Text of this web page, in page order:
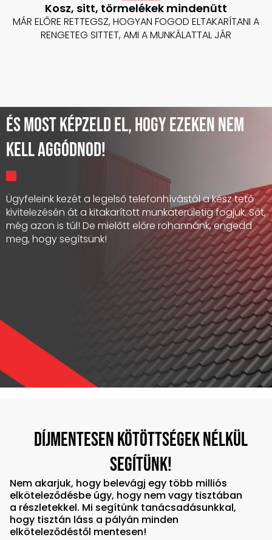
Kosz, sitt, törmelékek mindenütt
MÁR ELŐRE RETTEGSZ, HOGYAN FOGOD ELTAKARÍTANI A
RENGETEG SITTET, AMI A MUNKÁLATTAL JÁR
És most képzeld el, hogy ezeken nem
kell aggódnod!
Ügyfeleink kezét a legelső telefonhívástól a kész tető
kivitelezésén át a kitakarított munkaterületig fogjuk. Sőt,
még azon is túl! De mielőtt előre rohannánk, engedd
meg, hogy segítsünk!
Díjmentesen kötöttségek nélkül
segítünk!​​
Nem akarjuk, hogy belevágj egy több milliós
elköteleződésbe úgy, hogy nem vagy tisztában
a részletekkel. Mi segítünk tanácsadásunkkal,
hogy tisztán láss a pályán minden
elköteleződéstől mentesen!